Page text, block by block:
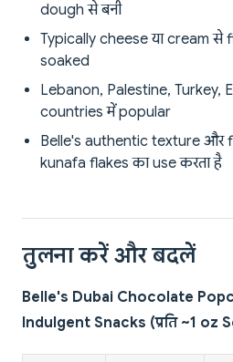
dough से बनी
Typically cheese या cream से
soaked
Lebanon, Palestine, Turkey,
countries में popular
Belle's authentic texture और
kunafa flakes का use करता है
तुलना करें और बदलें
Belle's Dubai Chocolate
Indulgent Snacks (प्रति ~1 oz